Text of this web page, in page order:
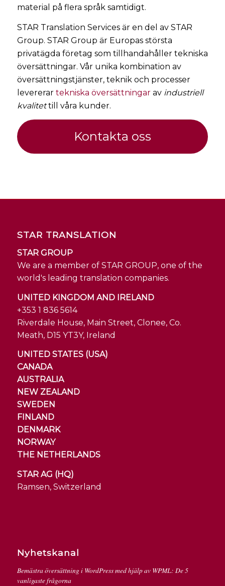
material på flera språk samtidigt.
STAR Translation Services är en del av STAR
Group. STAR Group är Europas största
privatägda företag som tillhandahåller tekniska
översättningar. Vår unika kombination av
översättningstjänster, teknik och processer
levererar tekniska översättningar av industriell
kvalitettill våra kunder.
Kontakta oss
STAR TRANSLATION
STAR GROUP
We are a member of STAR GROUP, one of the
world's leading translation companies.
UNITED KINGDOM AND IRELAND
+353 1 836 5614
Riverdale House, Main Street, Clonee, Co.
Meath, D15 YT3Y, Ireland
UNITED STATES (USA)
CANADA
AUSTRALIA
NEW ZEALAND
SWEDEN
FINLAND
DENMARK
NORWAY
THE NETHERLANDS
STAR AG (HQ)
Ramsen, Switzerland
Nyhetskanal
Bemästra översättning i WordPress med hjälp av WPML: De 5
vanligaste frågorna